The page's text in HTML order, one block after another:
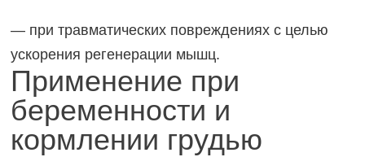
— при травматических повреждениях с целью
ускорения регенерации мышц.
Применение при
беременности и
кормлении грудью